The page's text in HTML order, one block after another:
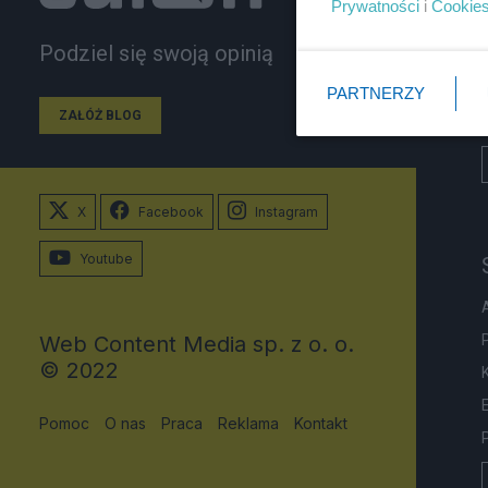
Podziel się swoją opinią
ZAŁÓŻ BLOG
X Facebook Instagram
Youtube
Web Content Media sp. z o. o.
© 2022
Pomoc O nas Praca Reklama Kontakt
Prywatności i Cookies
PARTNERZY